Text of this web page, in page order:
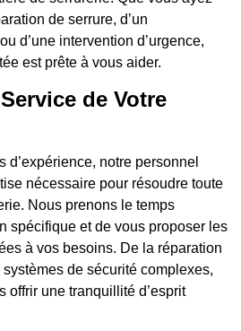
de serrure, d’un
d’une intervention d’urgence,
est prête à vous aider.
de Votre
d’expérience, notre personnel
nécessaire pour résoudre toute
Nous prenons le temps
spécifique et de vous proposer les
à vos besoins. De la réparation
de sécurité complexes,
offrir une tranquillité d’esprit